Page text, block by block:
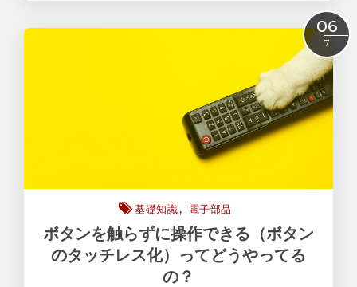
06
7
基礎知識 電子部品
ボタンを触らずに操作できる（ボタン
のタッチレス化）ってどうやってる
の？